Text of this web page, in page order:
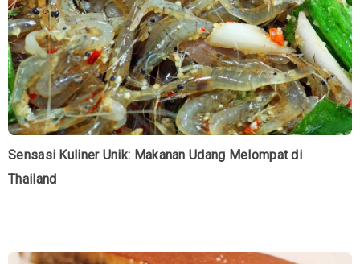
Sensasi Kuliner Unik: Makanan Udang Melompat di
Thailand